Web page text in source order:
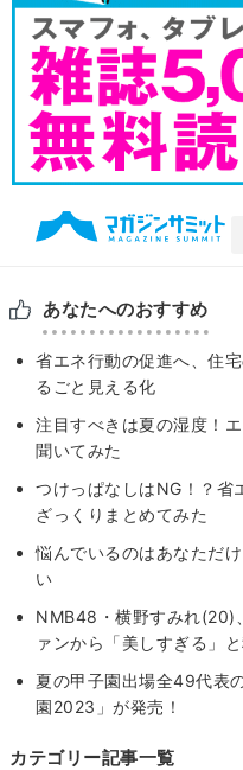
あなたへのおすすめ
省エネ行動の促進へ、住
るごと見える化
注目すべきは夏の湿度！
聞いてみた
つけっぱなしはNG！？省
ざっくりまとめてみた
悩んでいるのはあなただ
い
NMB48・横野すみれ(20)
ァンから「美しすぎる」と
夏の甲子園出場全49代表
園2023」が発売！
カテゴリー記事一覧